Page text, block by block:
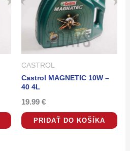
CASTROL
Castrol MAGNETIC 10W –
40 4L
19.99 €
PRIDAŤ DO KOŠÍKA